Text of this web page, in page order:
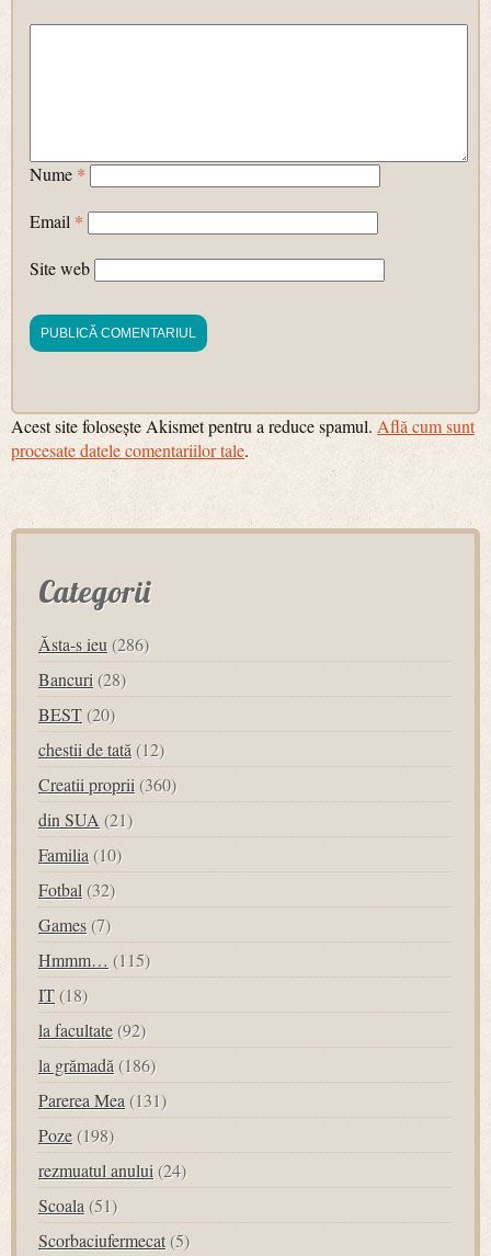
Nume *
Email *
Site web
Acest site folosește Akismet pentru a reduce spamul. Află cum sunt
procesate datele comentariilor tale.
Categorii
Ăsta-s ieu (286)
Bancuri (28)
BEST (20)
chestii de tată (12)
Creatii proprii (360)
din SUA (21)
Familia (10)
Fotbal (32)
Games (7)
Hmmm… (115)
IT (18)
la facultate (92)
la grămadă (186)
Parerea Mea (131)
Poze (198)
rezmuatul anului (24)
Scoala (51)
Scorbaciufermecat(5)